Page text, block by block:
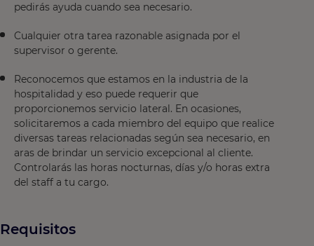
pedirás ayuda cuando sea necesario.
Cualquier otra tarea razonable asignada por el
supervisor o gerente.
Reconocemos que estamos en la industria de la
hospitalidad y eso puede requerir que
proporcionemos servicio lateral. En ocasiones,
solicitaremos a cada miembro del equipo que realice
diversas tareas relacionadas según sea necesario, en
aras de brindar un servicio excepcional al cliente.
Controlarás las horas nocturnas, días y/o horas extra
del staff a tu cargo.
Requisitos